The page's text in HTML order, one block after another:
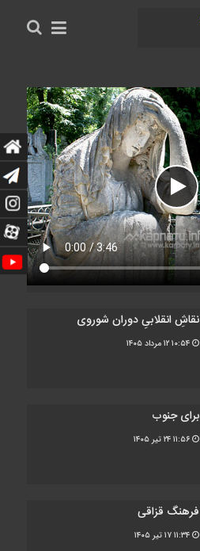
نقاشِ انقلابیِ دوران شوروی
۱۲ مرداد ۱۴۰۵
برای جنوب
۲۴ تیر ۱۴۰۵
فرهنگ قزاقی
۱۷ تیر ۱۴۰۵